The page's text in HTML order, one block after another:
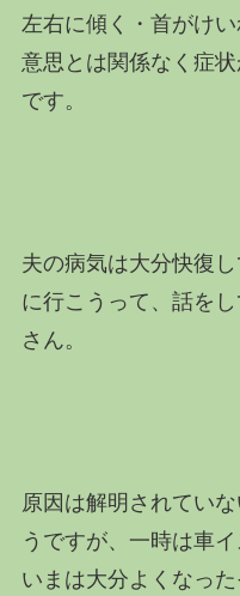
左右に傾く・首がけ
意思とは関係なく症
です。
夫の病気は大分快復
に行こうって、話を
さん。
原因は解明されてい
うですが、一時は車
いまは大分よくなった